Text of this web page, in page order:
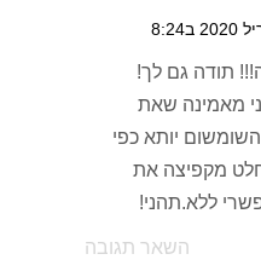
תודה גם לך!
מאמינה שאת
יותא כפי
מקפיצה את
ללא.תהני!
השאר תגובה